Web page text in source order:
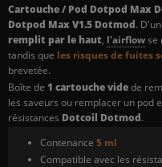
Cartouche / Pod Dotpod Max
Dotpod Max V1.5 Dotmod.
remplit par le haut, l'airflowse
tandis que les risques de fuites
brevetée.
Boîte de 1 cartouche videde
les saveurs ou remplacer un pod
résistances Dotcoil Dotmod.
Contenance 5 ml
Compatible avec les